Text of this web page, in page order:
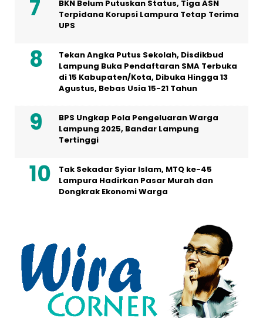
BKN Belum Putuskan Status, Tiga ASN
Terpidana Korupsi Lampura Tetap Terima
UPS
Tekan Angka Putus Sekolah, Disdikbud
Lampung Buka Pendaftaran SMA Terbuka
di 15 Kabupaten/Kota, Dibuka Hingga 13
Agustus, Bebas Usia 15-21 Tahun
BPS Ungkap Pola Pengeluaran Warga
Lampung 2025, Bandar Lampung
Tertinggi
Tak Sekadar Syiar Islam, MTQ ke-45
Lampura Hadirkan Pasar Murah dan
Dongkrak Ekonomi Warga